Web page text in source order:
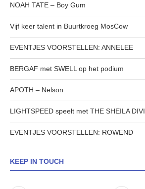
NOAH TATE – Boy Gum
Vijf keer talent in Buurtkroeg MosCow
EVENTJES VOORSTELLEN: ANNELEE
BERGAF met SWELL op het podium
APOTH – Nelson
LIGHTSPEED speelt met THE SHEILA
EVENTJES VOORSTELLEN: ROWEND
KEEP IN TOUCH